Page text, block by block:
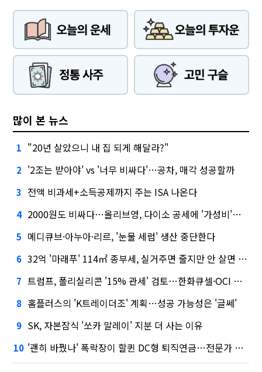
많이 본 뉴스
1 "20년 살았으니 내 집 되게 해달라?"
2 '2조는 받아야' vs '너무 비싸다'…공차, 매각 성공할까
3 전액 비과세+소득공제까지 주는 ISA 나온다
4 2000원도 비싸다…올리브영, 다이소 공세에 '가성비'로 맞불
5 메디큐브·아누아·리르, '눈물 세럼' 생산 중단한다
6 32억 '마래푸' 114㎡ 종부세, 실거주면 줄지만 안 살면 2.5배
7 트럼프, 폴리실리콘 '15% 관세' 검토…한화큐셀·OCI 영향은?
8 홈플러스의 'K트레이더조' 계획…성공 가능성은 '글쎄'
9 SK, 자본잠식 '쏘카 말레이' 지분 더 사는 이유
10 '괜히 바꿨나' 폭락장이 할퀸 DC형 퇴직연금…전문가 조언은